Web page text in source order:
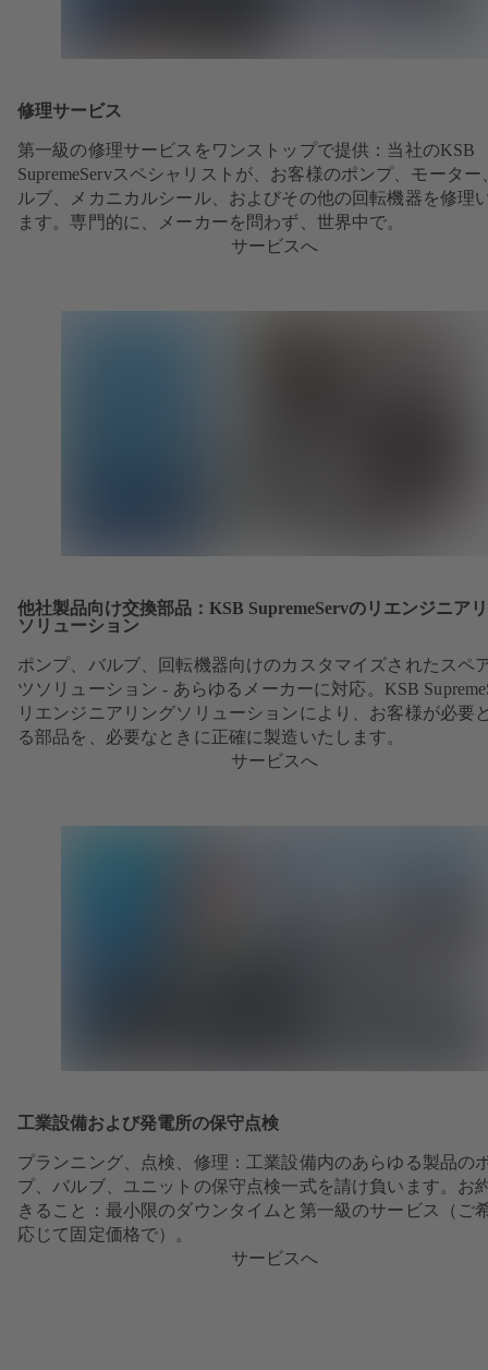
修理サービス
第一級の修理サービスをワンストップで提供：当社のKSB
SupremeServスペシャリストが、お客様のポンプ、モーター
ルブ、メカニカルシール、およびその他の回転機器を修理
ます。専門的に、メーカーを問わず、世界中で。
サービスへ
他社製品向け交換部品：KSB SupremeServのリエンジニア
ソリューション
ポンプ、バルブ、回転機器向けのカスタマイズされたスペ
ツソリューション - あらゆるメーカーに対応。KSB
リエンジニアリングソリューションにより、お客様が必要
る部品を、必要なときに正確に製造いたします。
サービスへ
工業設備および発電所の保守点検
プランニング、点検、修理：工業設備内のあらゆる製品の
プ、バルブ、ユニットの保守点検一式を請け負います。お
きること：最小限のダウンタイムと第一級のサービス（ご
応じて固定価格で）。
サービスへ